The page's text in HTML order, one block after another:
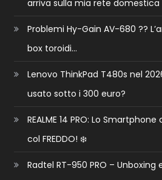
arriva sulla mia rete domestica
Problemi Hy-Gain AV-680 ??
box toroidi…
Lenovo ThinkPad T480s nel
usato sotto i 300 euro?
REALME 14 PRO: Lo Smartphone
col FREDDO! ❄️
Radtel RT-950 PRO – Unboxing